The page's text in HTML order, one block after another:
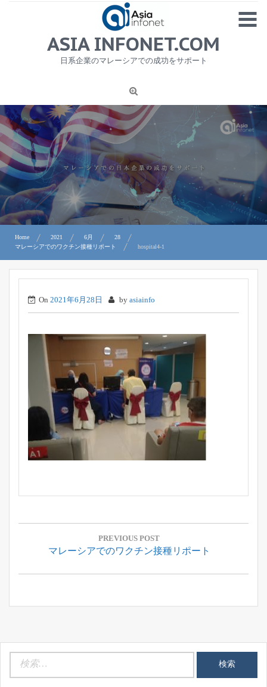
MENU
1
ニュース
労務サービス
プライバシーポリシー及び著作権について
お問合せ
ASIA INFONET.COM
日系企業のマレーシアでの成功をサポート
Home 2021 6月
28
マレーシアでのワクチン接種リポート
hospital4-1
On 2021年6月28日 by asiainfo
投
ビ
ー
ョ
ン
PREVIOUS POST
Previous
マレーシアでのワクチン接種リポート